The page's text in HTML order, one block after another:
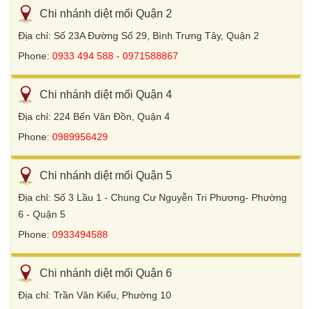
Chi nhánh diệt mối Quận 2
Địa chỉ: Số 23A Đường Số 29, Bình Trưng Tây, Quận 2
Phone: 0933 494 588 - 0971588867
Chi nhánh diệt mối Quận 4
Địa chỉ: 224 Bến Vân Đồn, Quận 4
Phone: 0989956429
Chi nhánh diệt mối Quận 5
Địa chỉ: Số 3 Lầu 1 - Chung Cư Nguyễn Tri Phương- Phường
6 - Quận 5
Phone: 0933494588
Chi nhánh diệt mối Quận 6
Địa chỉ: Trần Văn Kiểu, Phường 10